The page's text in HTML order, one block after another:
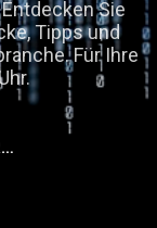
Sie
Tipps und
Für Ihre